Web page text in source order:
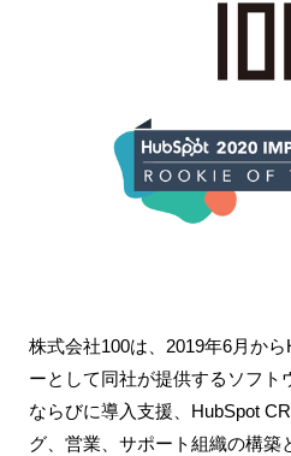
株式会社100は、2019年6月か
ーとして同社が提供するソフト
ならびに導入支援、HubSpot
グ、営業、サポート組織の構築